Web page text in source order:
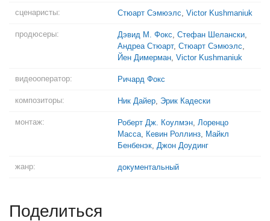
сценаристы: Стюарт Сэмюэлс, Victor Kushmaniuk
продюсеры: Дэвид М. Фокс, Стефан Шелански,
Андреа Стюарт, Стюарт Сэмюэлс,
Йен Димерман, Victor Kushmaniuk
видеооператор: Ричард Фокс
композиторы: Ник Дайер, Эрик Кадески
монтаж: Роберт Дж. Коулмэн, Лоренцо
Масса, Кевин Роллинз, Майкл
Бенбенэк, Джон Доудинг
жанр: документальный
Поделиться